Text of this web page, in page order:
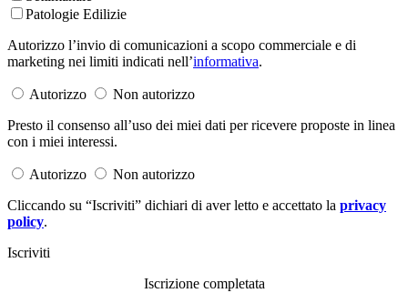
Patologie Edilizie
Autorizzo l’invio di comunicazioni a scopo commerciale e di
marketing nei limiti indicati nell’informativa.
Autorizzo
Non autorizzo
Presto il consenso all’uso dei miei dati per ricevere proposte in linea
con i miei interessi.
Autorizzo
Non autorizzo
Cliccando su “Iscriviti” dichiari di aver letto e accettato la privacy
policy.
Iscriviti
Iscrizione completata